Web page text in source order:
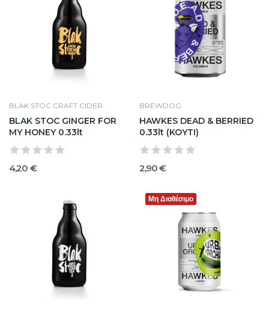
BLAK STOC CRAFT CIDER
BLAK STOC GINGER FOR
MY HONEY 0.33lt
4,20 €
BREWDOG
HAWKES DEAD & BERRIED
0.33lt (KOYTI)
2,90 €
Μη Διαθέσιμο